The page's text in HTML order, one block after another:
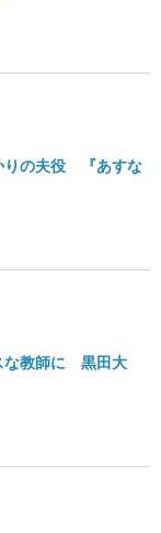
りの夫役 『あすな
な教師に 黒田大